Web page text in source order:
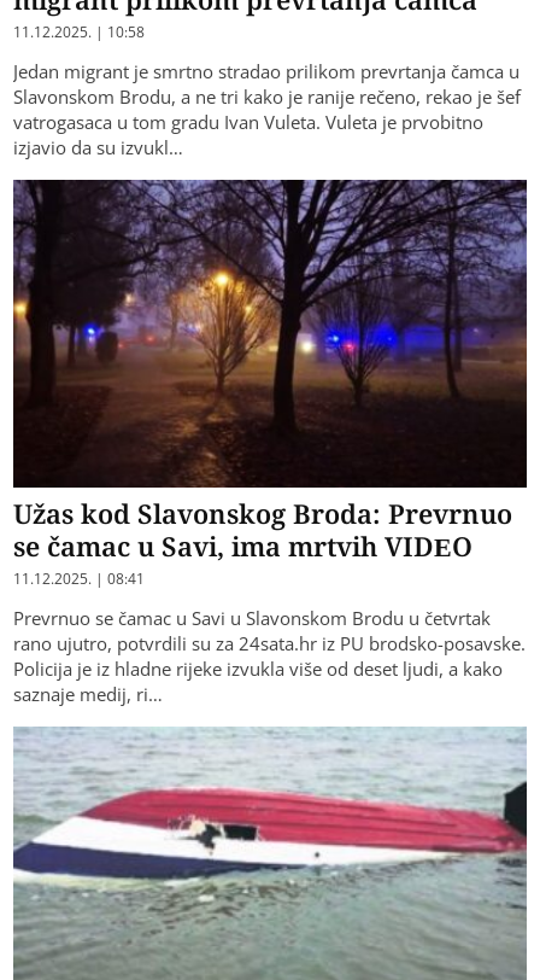
11.12.2025. | 10:58
Jedan migrant je smrtno stradao prilikom prevrtanja čamca u
Slavonskom Brodu, a ne tri kako je ranije rečeno, rekao je šef
vatrogasaca u tom gradu Ivan Vuleta. Vuleta je prvobitno
izjavio da su izvukl…
Užas kod Slavonskog Broda: Prevrnuo
se čamac u Savi, ima mrtvih VIDEO
11.12.2025. | 08:41
Prevrnuo se čamac u Savi u Slavonskom Brodu u četvrtak
rano ujutro, potvrdili su za 24sata.hr iz PU brodsko-posavske.
Policija je iz hladne rijeke izvukla više od deset ljudi, a kako
saznaje medij, ri…